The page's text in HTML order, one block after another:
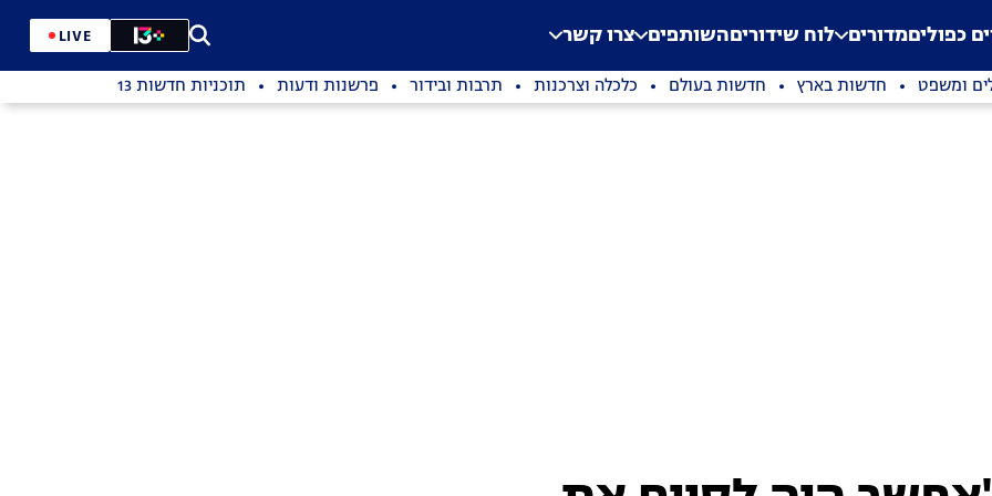
Application error: a
. כפוליםמדורים לוח שידוריםהשותפים צרו קשר LIVE
ומשפט חדשות בארץ חדשות בעולם כלכלה וצרכנות תרבות ובידור פרשנות ודעות תוכניות חדשות 13